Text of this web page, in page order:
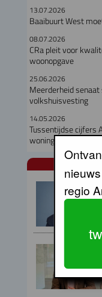
13.07.2026
Baaibuurt West
08.07.2026
CRa pleit voor
woonopgave
25.06.2026
Meerderheid
volkshuisvesting
14.05.2026
Tussentijdse cijfers
woningbouw trekt
regio